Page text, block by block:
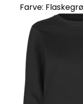
Farve: